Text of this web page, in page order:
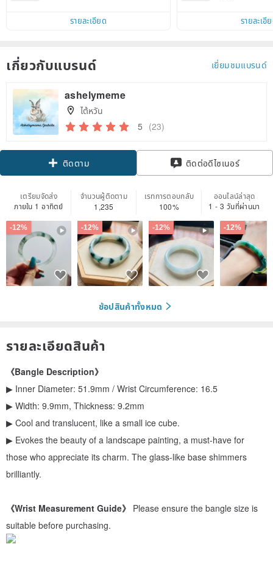
รายละเอียด
รายละเอี
เกี่ยวกับแบรนด์ เยี่ยมชมแบรนด์
ashelymeme
ไต้หวัน
5 (23)
ติดตาม ติดต่อดีไซเนอร์
เตรียมจัดส่ง
ภายใน 1 อาทิตย์
จำนวนผู้ติดตาม
1,235
เรทการตอบกลับ
100%
ออนไลน์ล่าสุด
1 - 3 วันที่ผ่านมา
-12% -12% -12% -12%
ช้อปสินค้าทั้งหมด
รายละเอียดสินค้า
《Bangle Description》
▶ Inner Diameter: 51.9mm / Wrist Circumference: 16.5
▶ Width: 9.9mm, Thickness: 9.2mm
▶ Cool and translucent, like a small ice cube.
▶ Evokes the beauty of a landscape painting, a must-have for
those who appreciate its charm. The glass-like base shimmers
brilliantly.
《Wrist Measurement Guide》 Please ensure the bangle size is
suitable before purchasing.